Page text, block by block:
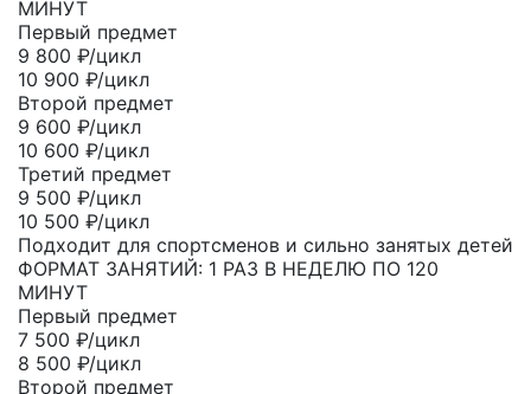
МИНУТ
Первый предмет
9 800 ₽/цикл
10 900 ₽/цикл
Второй предмет
9 600 ₽/цикл
10 600 ₽/цикл
Третий предмет
9 500 ₽/цикл
10 500 ₽/цикл
Подходит для спортсменов и сильно занятых детей
ФОРМАТ ЗАНЯТИЙ: 1 РАЗ В НЕДЕЛЮ ПО 120
МИНУТ
Первый предмет
7 500 ₽/цикл
8 500 ₽/цикл
Второй предмет